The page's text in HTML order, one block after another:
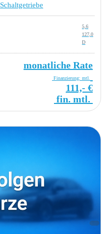
Schaltgetriebe
5,6
127,0
D
monatliche Rate
Finanzierung: mtl.
111,- €
fin. mtl.